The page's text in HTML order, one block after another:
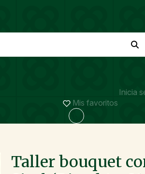
Inicia
Mis favoritos
Taller bouquet